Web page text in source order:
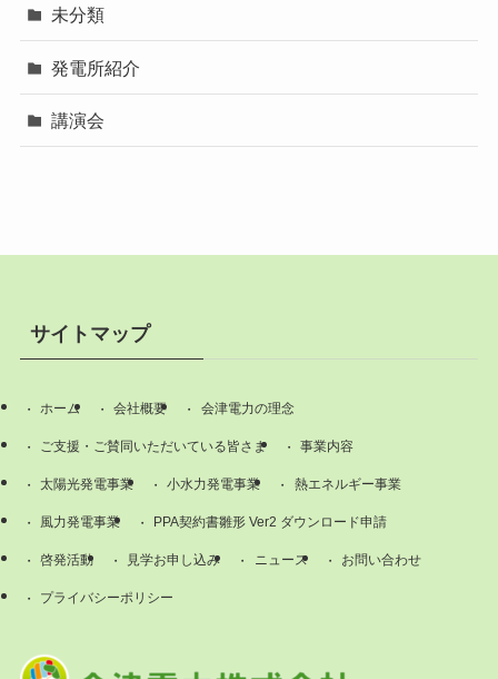
未分類
発電所紹介
講演会
サイトマップ
ホーム 会社概要 会津電力の理念
ご支援・ご賛同いただいている皆さま 事業内容
太陽光発電事業 小水力発電事業 熱エネルギー事業
風力発電事業 PPA契約書雛形 Ver2 ダウンロード申請
啓発活動 見学お申し込み ニュース お問い合わせ
プライバシーポリシー